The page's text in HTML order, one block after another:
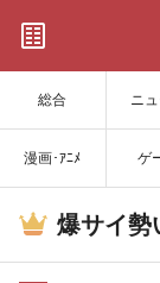
総合 ニ
漫画･ｱﾆﾒ ゲ
爆サイ勢